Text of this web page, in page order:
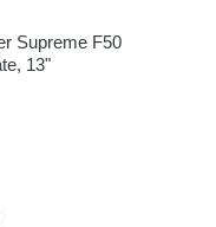
Supreme F50
13"